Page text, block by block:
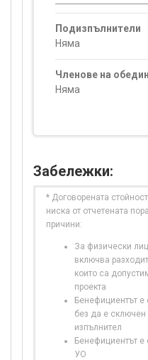
Подизпълнители
Няма
Членове на
Няма
Забележки:
* Договорената
ниска от отчетената
причини:
За физически
включва
които са
проекта
Бенефициентът е
без да е сключен
изпълнител
Бенефициентът е
УО